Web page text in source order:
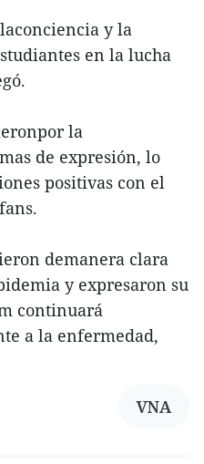
y la
en la lucha
la
de expresión, lo
positivas con el
demanera clara
y expresaron su
continuará
a la enfermedad,
VNA